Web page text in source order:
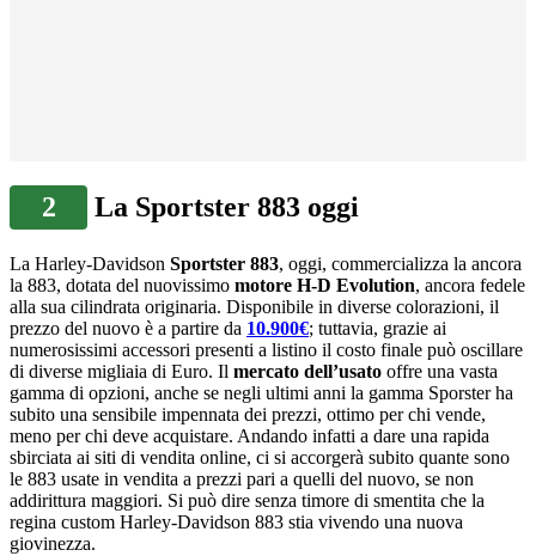
2 La Sportster 883 oggi
La Harley-Davidson Sportster 883, oggi, commercializza la ancora
la 883, dotata del nuovissimo motore H-D Evolution, ancora fedele
alla sua cilindrata originaria. Disponibile in diverse colorazioni, il
prezzo del nuovo è a partire da 10.900€; tuttavia, grazie ai
numerosissimi accessori presenti a listino il costo finale può oscillare
di diverse migliaia di Euro. Il mercato dell’usato offre una vasta
gamma di opzioni, anche se negli ultimi anni la gamma Sporster ha
subito una sensibile impennata dei prezzi, ottimo per chi vende,
meno per chi deve acquistare. Andando infatti a dare una rapida
sbirciata ai siti di vendita online, ci si accorgerà subito quante sono
le 883 usate in vendita a prezzi pari a quelli del nuovo, se non
addirittura maggiori. Si può dire senza timore di smentita che la
regina custom Harley-Davidson 883 stia vivendo una nuova
giovinezza.